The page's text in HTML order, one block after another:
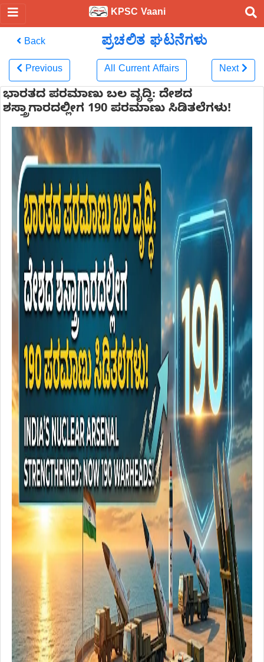
KPSC Vaani
Back ಪ್ರಚಲಿತ ಘಟನೆಗಳು
Previous All Current Affairs Next
ಭಾರತದ ಪರಮಾಣು ಬಲ ವೃದ್ಧಿ: ದೇಶದ
ಶಸ್ತ್ರಾಗಾರದಲ್ಲೀಗ 190 ಪರಮಾಣು ಸಿಡಿತಲೆಗಳು!